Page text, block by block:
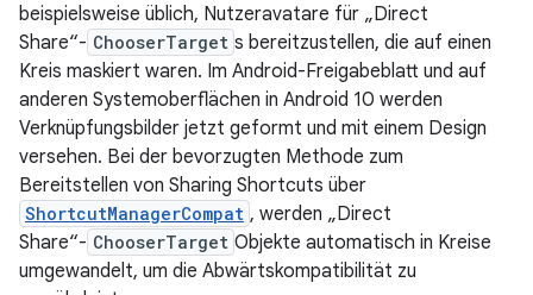
beispielsweise üblich, Nutzeravatare für „Direct
Share“- ChooserTarget s bereitzustellen, die auf einen
Kreis maskiert waren. Im Android-Freigabeblatt und auf
anderen Systemoberflächen in Android 10 werden
Verknüpfungsbilder jetzt geformt und mit einem Design
versehen. Bei der bevorzugten Methode zum
Bereitstellen von Sharing Shortcuts über
ShortcutManagerCompat , werden „Direct
Share“- ChooserTarget Objekte automatisch in Kreise
umgewandelt, um die Abwärtskompatibilität zu